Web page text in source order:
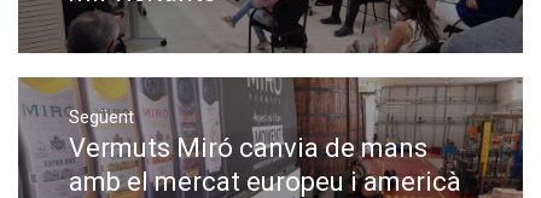
Següent
Next
post:
Vermuts Miró canvia de mans
amb el mercat europeu i americà